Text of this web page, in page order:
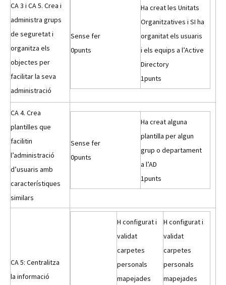
CA 3 i CA 5. Crea i
administra grups
de seguretat i
organitza els
objectes per
facilitar la seva
administració
Sense fer
0punts
Ha creat les Unitats
Organitzatives i SI ha
organitat els usuaris
i els equips a l’Active
Directory
1punts
CA 4. Crea
plantilles que
facilitin
l’administració
d’usuaris amb
característiques
similars
Sense fer
0punts
Ha creat alguna
plantilla per algun
grup o departament
a l’AD
1punts
CA 5: Centralitza
la informació
H configurat i
validat
carpetes
personals
mapejades
H configurat i
validat
carpetes
personals
mapejades